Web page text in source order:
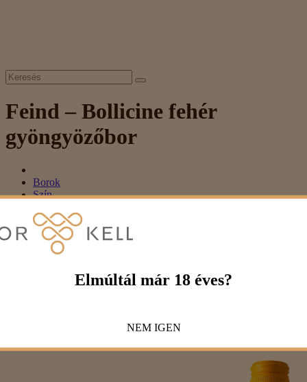
Feind – Bollicine fehér
gyöngyözőbor
Borok
Szín
Feind – Bollicine fehér gyöngyözőbor
Feind – Bollicine fehér gyöngyözőbor
1 522 FtElmúltál már 18 éves?
NEM IGEN